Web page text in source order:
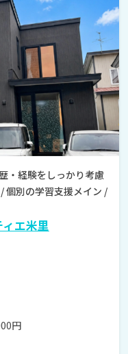
・経験をしっかり考慮
個別の学習支援メイン /
エ米里
円